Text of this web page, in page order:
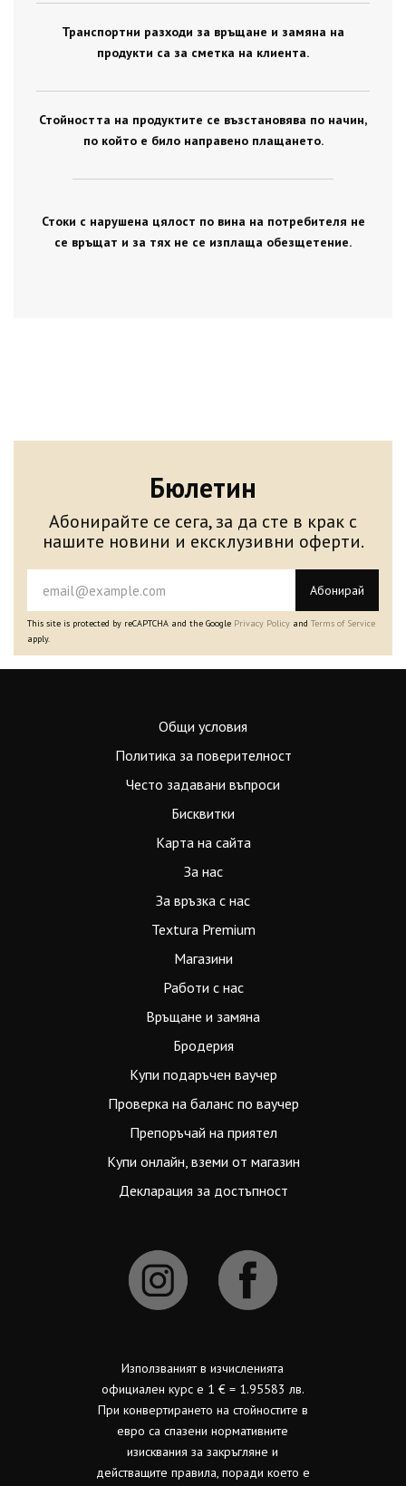
Транспортни разходи за връщане и замяна на
продукти са за сметка на клиента.
Стойността на продуктите се възстановява по начин,
по който е било направено плащането.
Стоки с нарушена цялост по вина на потребителя не
се връщат и за тях не се изплаща обезщетение.
Бюлетин
Абонирайте се сега, за да сте в крак с
нашите новини и ексклузивни оферти.
Абонирай
This site is protected by reCAPTCHA and the Google Privacy Policy and Terms of Service
apply.
Общи условия
Политика за поверителност
Често задавани въпроси
Бисквитки
Карта на сайта
За нас
За връзка с нас
Textura Premium
Магазини
Работи с нас
Връщане и замяна
Бродерия
Купи подаръчен ваучер
Проверка на баланс по ваучер
Препоръчай на приятел
Купи онлайн, вземи от магазин
Декларация за достъпност
Използваният в изчисленията
официален курс е 1 € = 1.95583 лв.
При конвертирането на стойностите в
евро са спазени нормативните
изисквания за закръгляне и
действащите правила, поради което е